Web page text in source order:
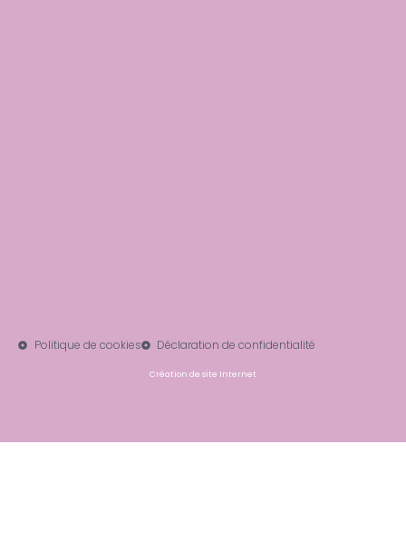
Politique de cookies Déclaration de confidentialité
Création de site Internet